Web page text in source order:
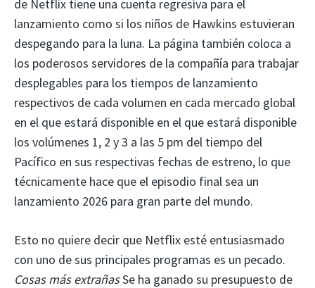
de Netflix tiene una cuenta regresiva para el
lanzamiento como si los niños de Hawkins estuvieran
despegando para la luna. La página también coloca a
los poderosos servidores de la compañía para trabajar
desplegables para los tiempos de lanzamiento
respectivos de cada volumen en cada mercado global
en el que estará disponible en el que estará disponible
los volúmenes 1, 2 y 3 a las 5 pm del tiempo del
Pacífico en sus respectivas fechas de estreno, lo que
técnicamente hace que el episodio final sea un
lanzamiento 2026 para gran parte del mundo.
Esto no quiere decir que Netflix esté entusiasmado
con uno de sus principales programas es un pecado.
Cosas más extrañasSe ha ganado su presupuesto de